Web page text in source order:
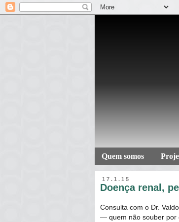
Quem somos
17.1.15
Doença renal,
Consulta com o Dr.
― quem não souber por